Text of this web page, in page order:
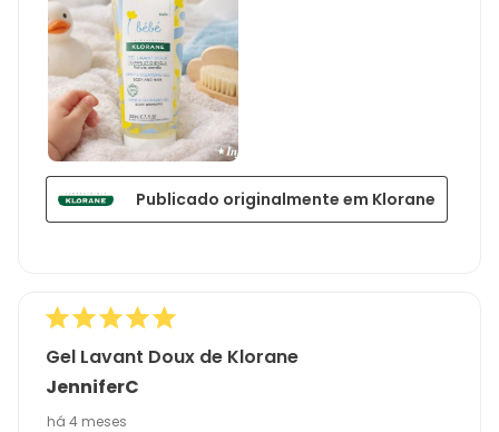
Publicado originalmente em Klorane
Gel Lavant Doux de Klorane
JenniferC
há 4 meses